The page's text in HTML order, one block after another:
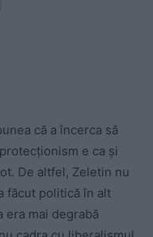
că a încerca să
e ca și
De altfel, Zeletin nu
făcut politică în alt
era mai degrabă